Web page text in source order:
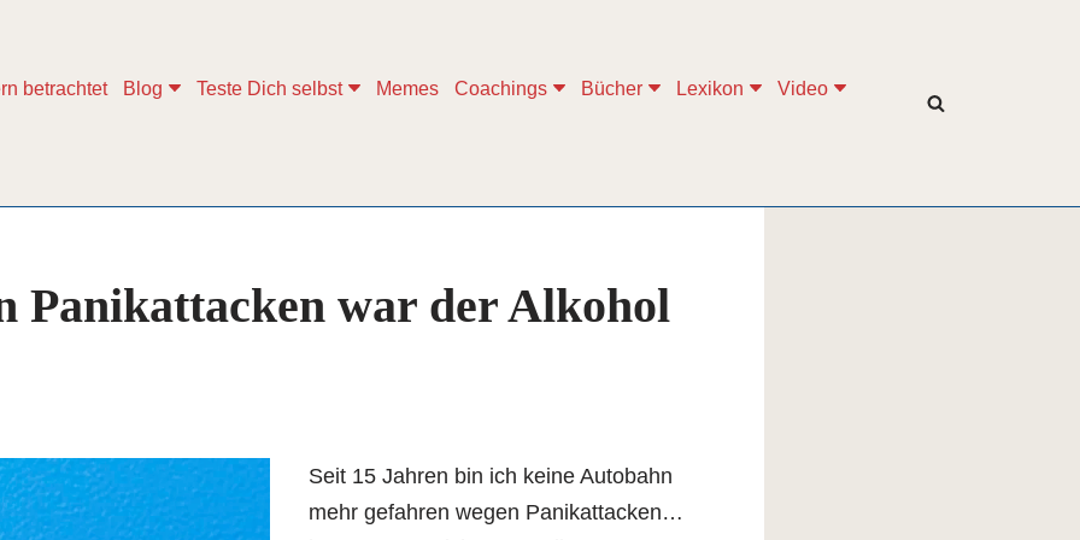
betrachtet Blog Teste Dich selbst Memes Coachings Bücher Lexikon
Video
Panikattacken war der Alkohol
Seit 15 Jahren bin ich keine Autobahn
mehr gefahren wegen Panikattacken…